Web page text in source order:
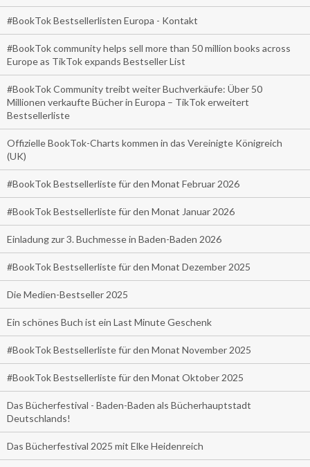
#BookTok Bestsellerlisten Europa - Kontakt
#BookTok community helps sell more than 50 million books across
Europe as TikTok expands Bestseller List
#BookTok Community treibt weiter Buchverkäufe: Über 50
Millionen verkaufte Bücher in Europa – TikTok erweitert
Bestsellerliste
Offizielle BookTok-Charts kommen in das Vereinigte Königreich
(UK)
#BookTok Bestsellerliste für den Monat Februar 2026
#BookTok Bestsellerliste für den Monat Januar 2026
Einladung zur 3. Buchmesse in Baden-Baden 2026
#BookTok Bestsellerliste für den Monat Dezember 2025
Die Medien-Bestseller 2025
Ein schönes Buch ist ein Last Minute Geschenk
#BookTok Bestsellerliste für den Monat November 2025
#BookTok Bestsellerliste für den Monat Oktober 2025
Das Bücherfestival - Baden-Baden als Bücherhauptstadt
Deutschlands!
Das Bücherfestival 2025 mit Elke Heidenreich